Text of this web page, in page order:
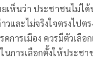
ยเห็นว่า ประชาชนไม่ไ
วและไม่จริงใจตรงไปต
คการเมือง ควรมีตัวเลื
นการเลือกตั้งให้ประช